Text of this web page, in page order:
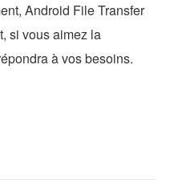
Android File Transfer
si vous aimez la
à vos besoins.